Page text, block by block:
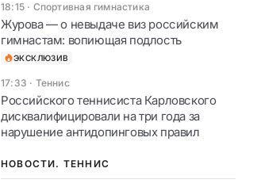
18:15 · Спортивная гимнастика
Журова — о невыдаче виз российским
гимнастам: вопиющая подлость
ЭКСКЛЮЗИВ
17:33 · Теннис
Российского теннисиста Карловского
дисквалифицировали на три года за
нарушение антидопинговых правил
НОВОСТИ. ТЕННИС